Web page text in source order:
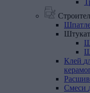
Клей
Смеси